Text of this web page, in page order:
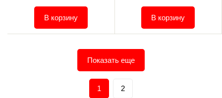
В корзину В корзину
Показать еще
1 2